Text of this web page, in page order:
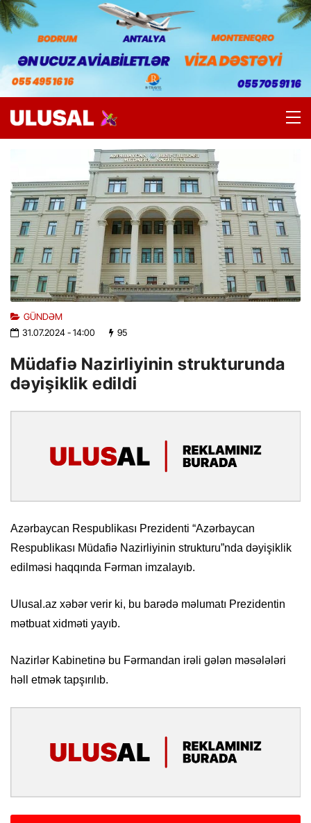
GÜNDƏM
31.07.2024- 14:00 95
Müdafiə Nazirliyinin strukturunda
dəyişiklik edildi
Azərbaycan Respublikası Prezidenti “Azərbaycan
Respublikası Müdafiə Nazirliyinin strukturu”nda dəyişiklik
edilməsi haqqında Fərman imzalayıb.
Ulusal.az xəbər verir ki, bu barədə məlumatı Prezidentin
mətbuat xidməti yayıb.
Nazirlər Kabinetinə bu Fərmandan irəli gələn məsələləri
həll etmək tapşırılıb.